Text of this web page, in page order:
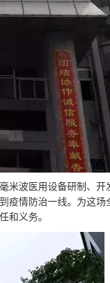
波医用设备研制、开
疫情防治一线。为这场
和义务。